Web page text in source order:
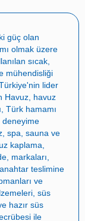
güç olan
olmak üzere
sıcak,
mühendisliği
lider
Havuz havuz
Türk hamamı
deneyime
spa, sauna ve
kaplama,
, markaları,
teslimine
ve
süs
hazır süs
ile